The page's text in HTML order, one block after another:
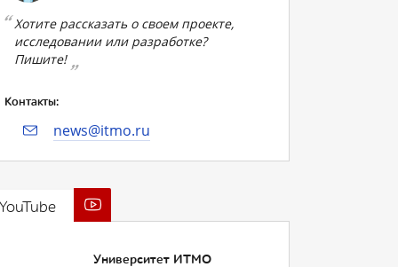
Хотите рассказать о своем проекте,
исследовании или разработке?
Пишите!
Контакты:
news@itmo.ru
Университет ИТМО